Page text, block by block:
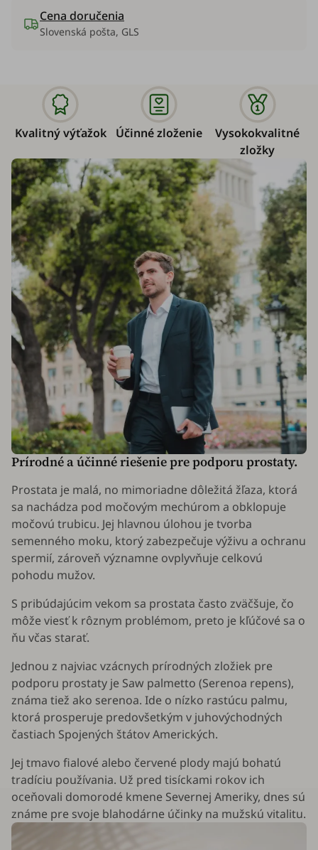
Cena doručenia
Slovenská pošta, GLS
Kvalitný výťažok Účinné zloženie
Vysokokvalitné
zložky
Prírodné a účinné riešenie pre podporu prostaty.
Prostata je malá, no mimoriadne dôležitá žľaza, ktorá
sa nachádza pod močovým mechúrom a obklopuje
močovú trubicu. Jej hlavnou úlohou je tvorba
semenného moku, ktorý zabezpečuje výživu a ochranu
spermií, zároveň významne ovplyvňuje celkovú
pohodu mužov.
S pribúdajúcim vekom sa prostata často zväčšuje, čo
môže viesť k rôznym problémom, preto je kľúčové sa o
ňu včas starať.
Jednou z najviac vzácnych prírodných zložiek pre
podporu prostaty je Saw palmetto (Serenoa repens),
známa tiež ako serenoa. Ide o nízko rastúcu palmu,
ktorá prosperuje predovšetkým v juhovýchodných
častiach Spojených štátov Amerických.
Jej tmavo fialové alebo červené plody majú bohatú
tradíciu používania. Už pred tisíckami rokov ich
oceňovali domorodé kmene Severnej Ameriky, dnes sú
známe pre svoje blahodárne účinky na mužskú vitalitu.